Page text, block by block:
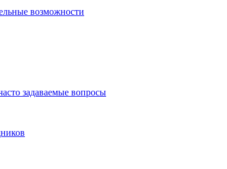
возможности
задаваемые вопросы